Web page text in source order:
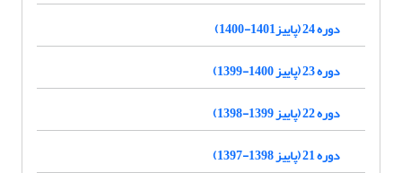
دوره 24 (پاییز1401-1400)
دوره 23 (پاییز 1400-1399)
دوره 22 (پاییز 1399-1398)
دوره 21 (پاییز 1398-1397)